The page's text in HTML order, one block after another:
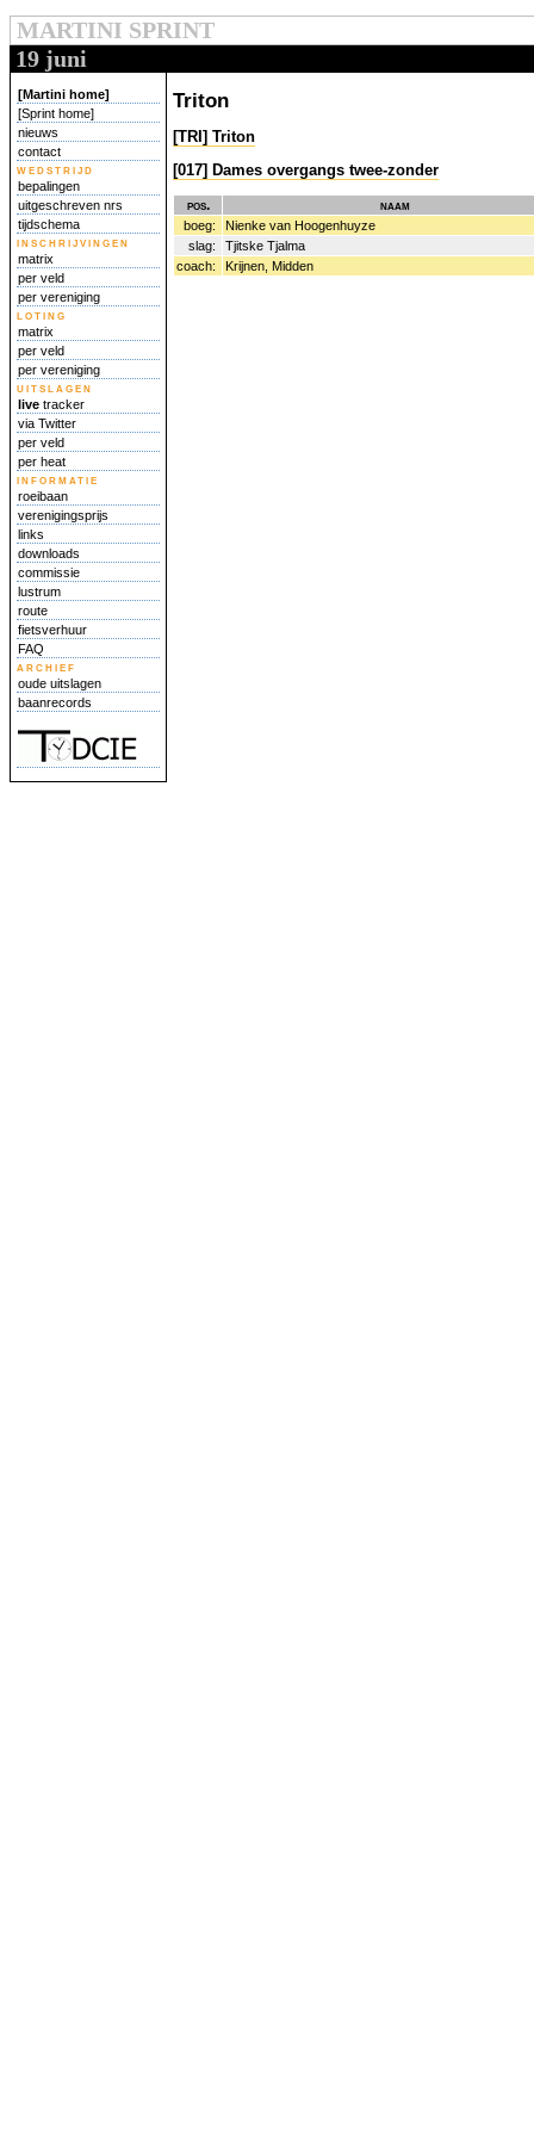
MARTINI SPRINT
19 juni
[Martini home]
[Sprint home]
nieuws
contact
wedstrijd
bepalingen
uitgeschreven nrs
tijdschema
inschrijvingen
matrix
per veld
per vereniging
loting
matrix
per veld
per vereniging
uitslagen
live tracker
via Twitter
per veld
per heat
informatie
roeibaan
verenigingsprijs
links
downloads
commissie
lustrum
route
fietsverhuur
FAQ
archief
oude uitslagen
baanrecords
Triton
[TRI] Triton
[017] Dames overgangs twee-zonder
pos. naam
boeg:
Nienke van Hoogenhuyze
slag:
Tjitske Tjalma
coach:
Krijnen, Midden